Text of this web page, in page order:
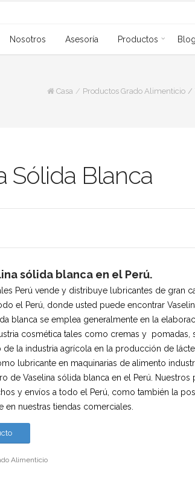
Nosotros Asesoría Productos Blog
Casa Productos Grado Alimenticio
Sólida Blanca
sólida blanca en el Perú.
Perú vende y distribuye lubricantes de gran
el Perú, donde usted puede encontrar
blanca se emplea generalmente en la
cosmética tales como cremas y pomadas,
la industria agrícola en la producción de
lubricante en maquinarias de alimento
de Vaselina sólida blanca en el Perú. Nuestros
y envíos a todo el Perú, como también la
en nuestras tiendas comerciales.
Alimenticio